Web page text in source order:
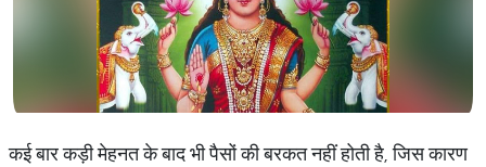
कई बार कड़ी मेहनत के बाद भी पैसों की बरकत नहीं होती है, जिस कारण